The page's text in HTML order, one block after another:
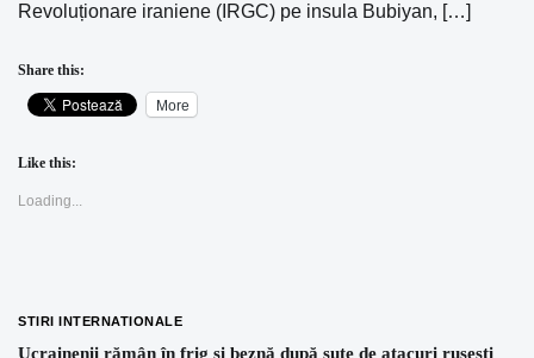
Revoluționare iraniene (IRGC) pe insula Bubiyan, […]
Share this:
More
Like this:
Loading...
STIRI INTERNATIONALE
Ucrainenii rămân în frig și beznă după sute de atacuri rusești